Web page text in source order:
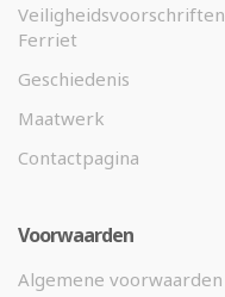
Veiligheidsvoorschriften
Ferriet
Geschiedenis
Maatwerk
Contactpagina
Voorwaarden
Algemene voorwaarden